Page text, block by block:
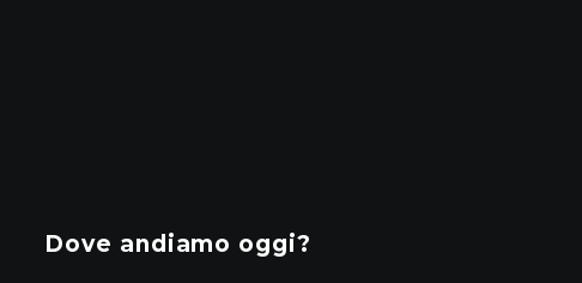
Dove andiamo oggi?